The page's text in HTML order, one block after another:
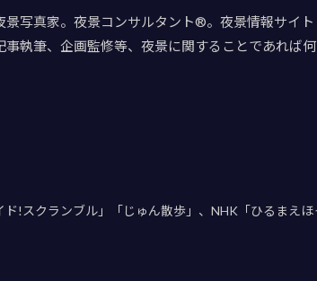
写真家。夜景コンサルタント®。夜景情報サイ
執筆、企画監修等、夜景に関することであれば何
!スクランブル」「じゅん散歩」、NHK「ひるまえほ